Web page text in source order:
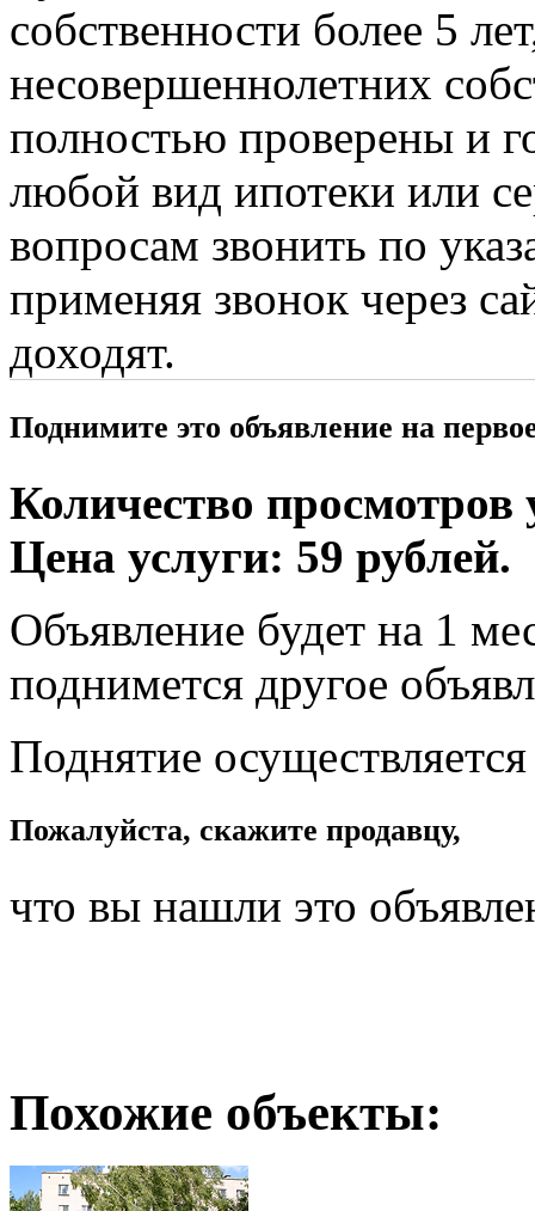
собственности более 5
несовершеннолетних
полностью проверены и
любой вид ипотеки или
вопросам звонить по
применяя звонок через
доходят.
Поднимите это объявление на
Количество просмотров
Цена услуги: 59 рублей.
Объявление будет на 1
поднимется другое
Поднятие
Пожалуйста, скажите продавцу,
что вы нашли это
Похожие объекты: